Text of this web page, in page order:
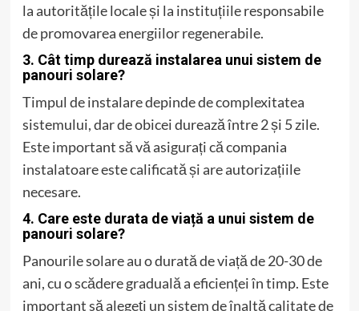
la autoritățile locale și la instituțiile responsabile
de promovarea energiilor regenerabile.
3. Cât timp durează instalarea unui sistem de
panouri solare?
Timpul de instalare depinde de complexitatea
sistemului, dar de obicei durează între 2 și 5 zile.
Este important să vă asigurați că compania
instalatoare este calificată și are autorizațiile
necesare.
4. Care este durata de viață a unui sistem de
panouri solare?
Panourile solare au o durată de viață de 20-30 de
ani, cu o scădere graduală a eficienței în timp. Este
important să alegeți un sistem de înaltă calitate de